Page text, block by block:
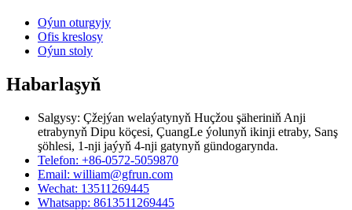
Oýun oturgyjy
Ofis kreslosy
Oýun stoly
Habarlaşyň
Salgysy: Çžejýan welaýatynyň Huçžou şäheriniň Anji
etrabynyň Dipu köçesi, ÇuangLe ýolunyň ikinji etraby, Sanş
şöhlesi, 1-nji jaýyň 4-nji gatynyň gündogarynda.
Telefon: +86-0572-5059870
Email: william@gfrun.com
Wechat: 13511269445
Whatsapp: 8613511269445